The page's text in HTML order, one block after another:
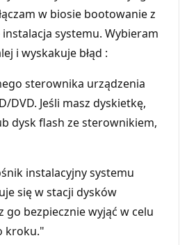
w biosie bootowanie z
systemu. Wybieram
i wyskakuje błąd :
sterownika urządzenia
DVD. Jeśli masz dyskietkę,
dysk flash ze sterownikiem,
instalacyjny systemu
się w stacji dysków
go bezpiecznie wyjąć w celu
kroku."